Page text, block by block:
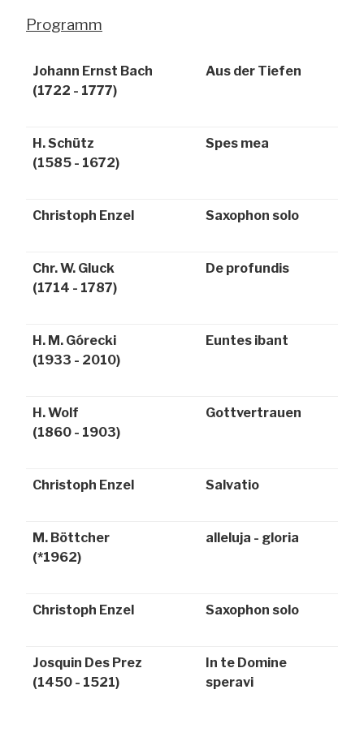
Programm
Johann Ernst Bach
(1722 - 1777)
Aus der Tiefen
H. Schütz
(1585 - 1672)
Spes mea
Christoph Enzel Saxophon solo
Chr. W. Gluck
(1714 - 1787)
De profundis
H. M. Górecki
(1933 - 2010)
Euntes ibant
H. Wolf
(1860 - 1903)
Gottvertrauen
Christoph Enzel Salvatio
M. Böttcher
(*1962)
alleluja - gloria
Christoph Enzel Saxophon solo
Josquin Des Prez
(1450 - 1521)
In te Domine
speravi